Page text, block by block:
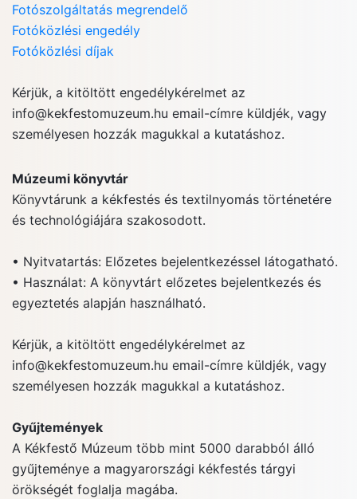
Fotószolgáltatás megrendelő
Fotóközlési engedély
Fotóközlési díjak
Kérjük, a kitöltött engedélykérelmet az
info@kekfestomuzeum.hu email-címre küldjék, vagy
személyesen hozzák magukkal a kutatáshoz.
Múzeumi könyvtár
Könyvtárunk a kékfestés és textilnyomás történetére
és technológiájára szakosodott.
• Nyitvatartás: Előzetes bejelentkezéssel látogatható.
• Használat: A könyvtárt előzetes bejelentkezés és
egyeztetés alapján használható.
Kérjük, a kitöltött engedélykérelmet az
info@kekfestomuzeum.hu email-címre küldjék, vagy
személyesen hozzák magukkal a kutatáshoz.
Gyűjtemények
A Kékfestő Múzeum több mint 5000 darabból álló
gyűjteménye a magyarországi kékfestés tárgyi
örökségét foglalja magába.